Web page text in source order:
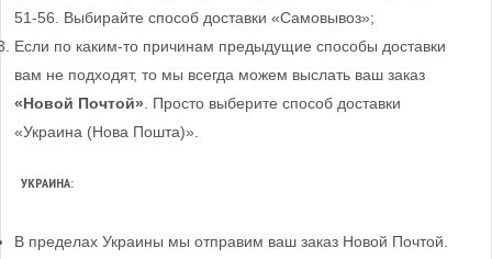
51-56. Выбирайте способ доставки «Самовывоз»;
Если по каким-то причинам предыдущие способы доставки
вам не подходят, то мы всегда можем выслать ваш заказ
«Новой Почтой». Просто выберите способ доставки
«Украина (Нова Пошта)».
УКРАИНА:
В пределах Украины мы отправим ваш заказ Новой Почтой.